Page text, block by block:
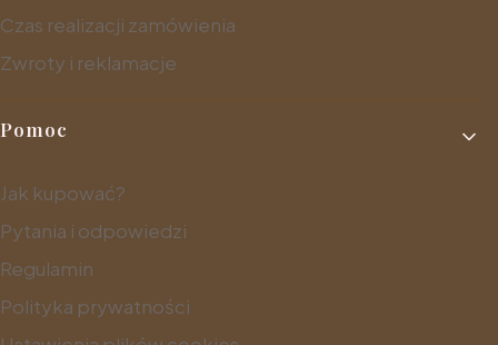
Czas realizacji zamówienia
Zwroty i reklamacje
Pomoc
Jak kupować?
Pytania i odpowiedzi
Regulamin
Polityka prywatności